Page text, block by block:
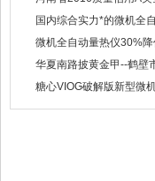
量热仪
国内综合实力*的微机全
仪制造企业
微机全自动量热仪30%
出售
华夏南路披黄金甲--鹤壁
VIOG破解版仪器仪表有
糖心VIOG破解版新型微